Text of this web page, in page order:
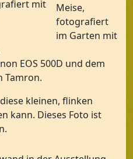
Meise,
fotografiert
im Garten mit
EOS 500D und dem
Tamron.
kleinen, flinken
kann. Dieses Foto ist